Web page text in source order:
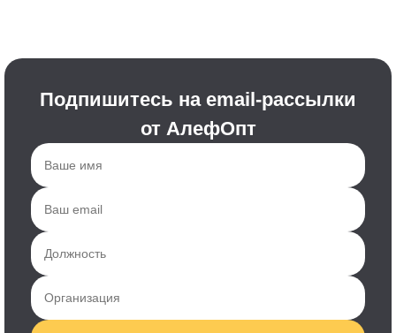
Подпишитесь на email-рассылки
от АлефОпт